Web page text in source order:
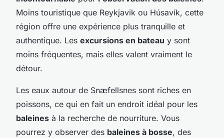
Moins touristique que Reykjavik ou Húsavík, cette
région offre une expérience plus tranquille et
authentique. Les excursions en bateau y sont
moins fréquentes, mais elles valent vraiment le
détour.
Les eaux autour de Snæfellsnes sont riches en
poissons, ce qui en fait un endroit idéal pour les
baleines à la recherche de nourriture. Vous
pourrez y observer des baleines à bosse, des